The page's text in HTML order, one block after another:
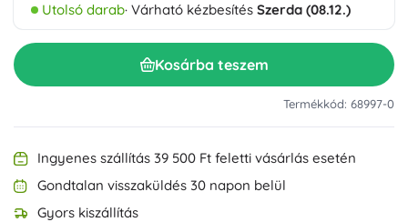
Utolsó darab· Várható kézbesítés Szerda (08.12.)
Kosárba teszem
Termékkód: 68997-0
Ingyenes szállítás 39 500 Ft feletti vásárlás esetén
Gondtalan visszaküldés 30 napon belül
Gyors kiszállítás